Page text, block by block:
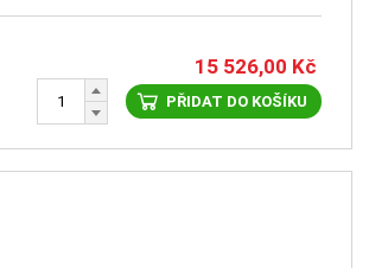
15 526,00 Kč
PŘIDAT DO KOŠÍKU